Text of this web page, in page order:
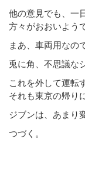
他の意見でも、一
方々がおおいよう
まあ、車両用なの
兎に角、不思議な
これを外して運転
それも東京の帰り
ジブンは、あまり
つづく。